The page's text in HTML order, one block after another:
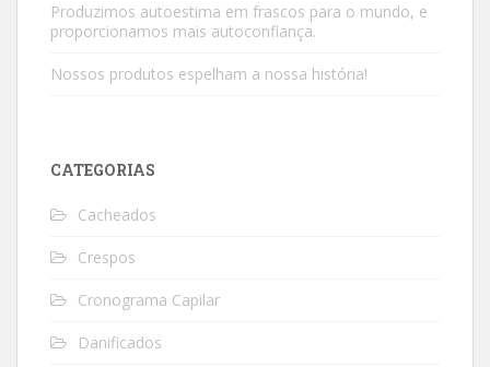
Produzimos autoestima em frascos para o mundo, e
proporcionamos mais autoconfiança.
Nossos produtos espelham a nossa história!
CATEGORIAS
Cacheados
Crespos
Cronograma Capilar
Danificados